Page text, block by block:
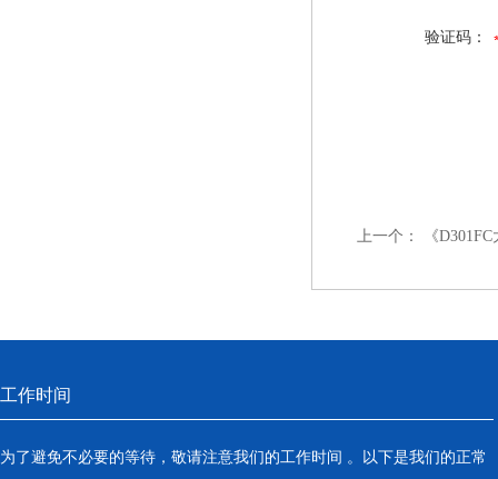
验证码：
上一个： 《
工作时间
为了避免不必要的等待，敬请注意我们的工作时间 。以下是我们的正常